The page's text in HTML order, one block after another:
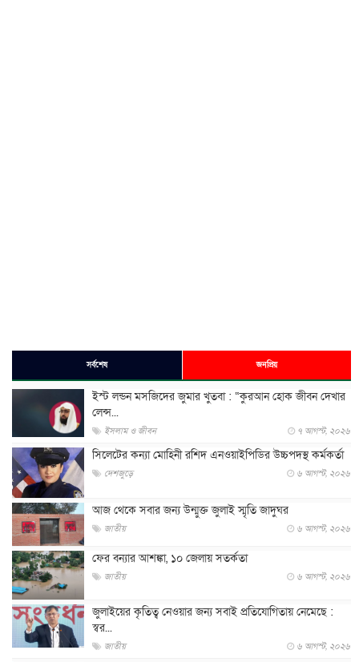
সর্বশেষ জনপ্রিয়
ইস্ট লন্ডন মসজিদের জুমার খুতবা : “কুরআন হোক জীবন দেখার
লেন্স...
ইসলাম ও জীবন ৭ আগস্ট, ২০২৬
সিলেটের কন্যা মোহিনী রশিদ এনওয়াইপিডির উচ্চপদস্থ কর্মকর্তা
দেশজুড়ে ৬ আগস্ট, ২০২৬
আজ থেকে সবার জন্য উন্মুক্ত জুলাই স্মৃতি জাদুঘর
জাতীয় ৬ আগস্ট, ২০২৬
ফের বন্যার আশঙ্কা, ১০ জেলায় সতর্কতা
জাতীয় ৬ আগস্ট, ২০২৬
জুলাইয়ের কৃতিত্ব নেওয়ার জন্য সবাই প্রতিযোগিতায় নেমেছে :
স্বর...
জাতীয় ৬ আগস্ট, ২০২৬